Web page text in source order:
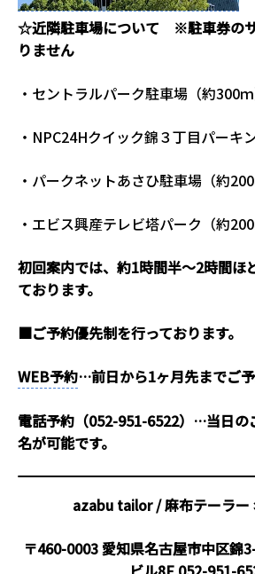
☆近隣駐車場について ※駐車券の
りません
・セントラルパーク駐車場（約300ｍ
・NPC24Hクイック錦３丁目パーキ
・パークネットあさひ駐車場（約200
・エビス興産テレビ塔パーク（約200
初回案内では、約1時間半～2時間ほ
ております。
■ご予約優先制を行っております。
WEB予約…前日から1ヶ月先までご予
電話予約（052-951-6522）…当日の
名が可能です。
azabu tailor / 麻布テーラー
〒460-0003 愛知県名古屋市中区錦